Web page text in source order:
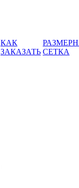
КАК
ЗАКАЗАТЬ СЕТКА